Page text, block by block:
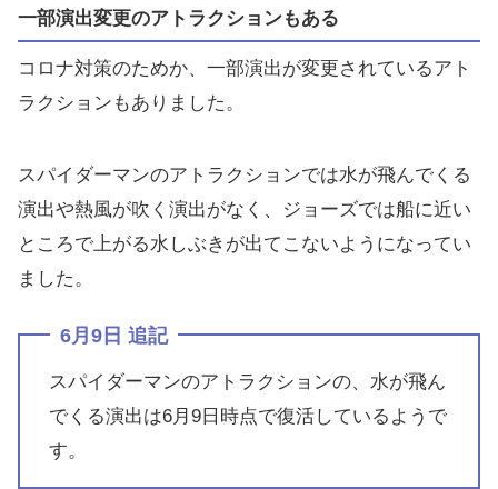
一部演出変更のアトラクションもある
コロナ対策のためか、一部演出が変更されているアト
ラクションもありました。
スパイダーマンのアトラクションでは水が飛んでくる
演出や熱風が吹く演出がなく、ジョーズでは船に近い
ところで上がる水しぶきが出てこないようになってい
ました。
6月9日 追記
スパイダーマンのアトラクションの、水が飛ん
でくる演出は6月9日時点で復活しているようで
す。